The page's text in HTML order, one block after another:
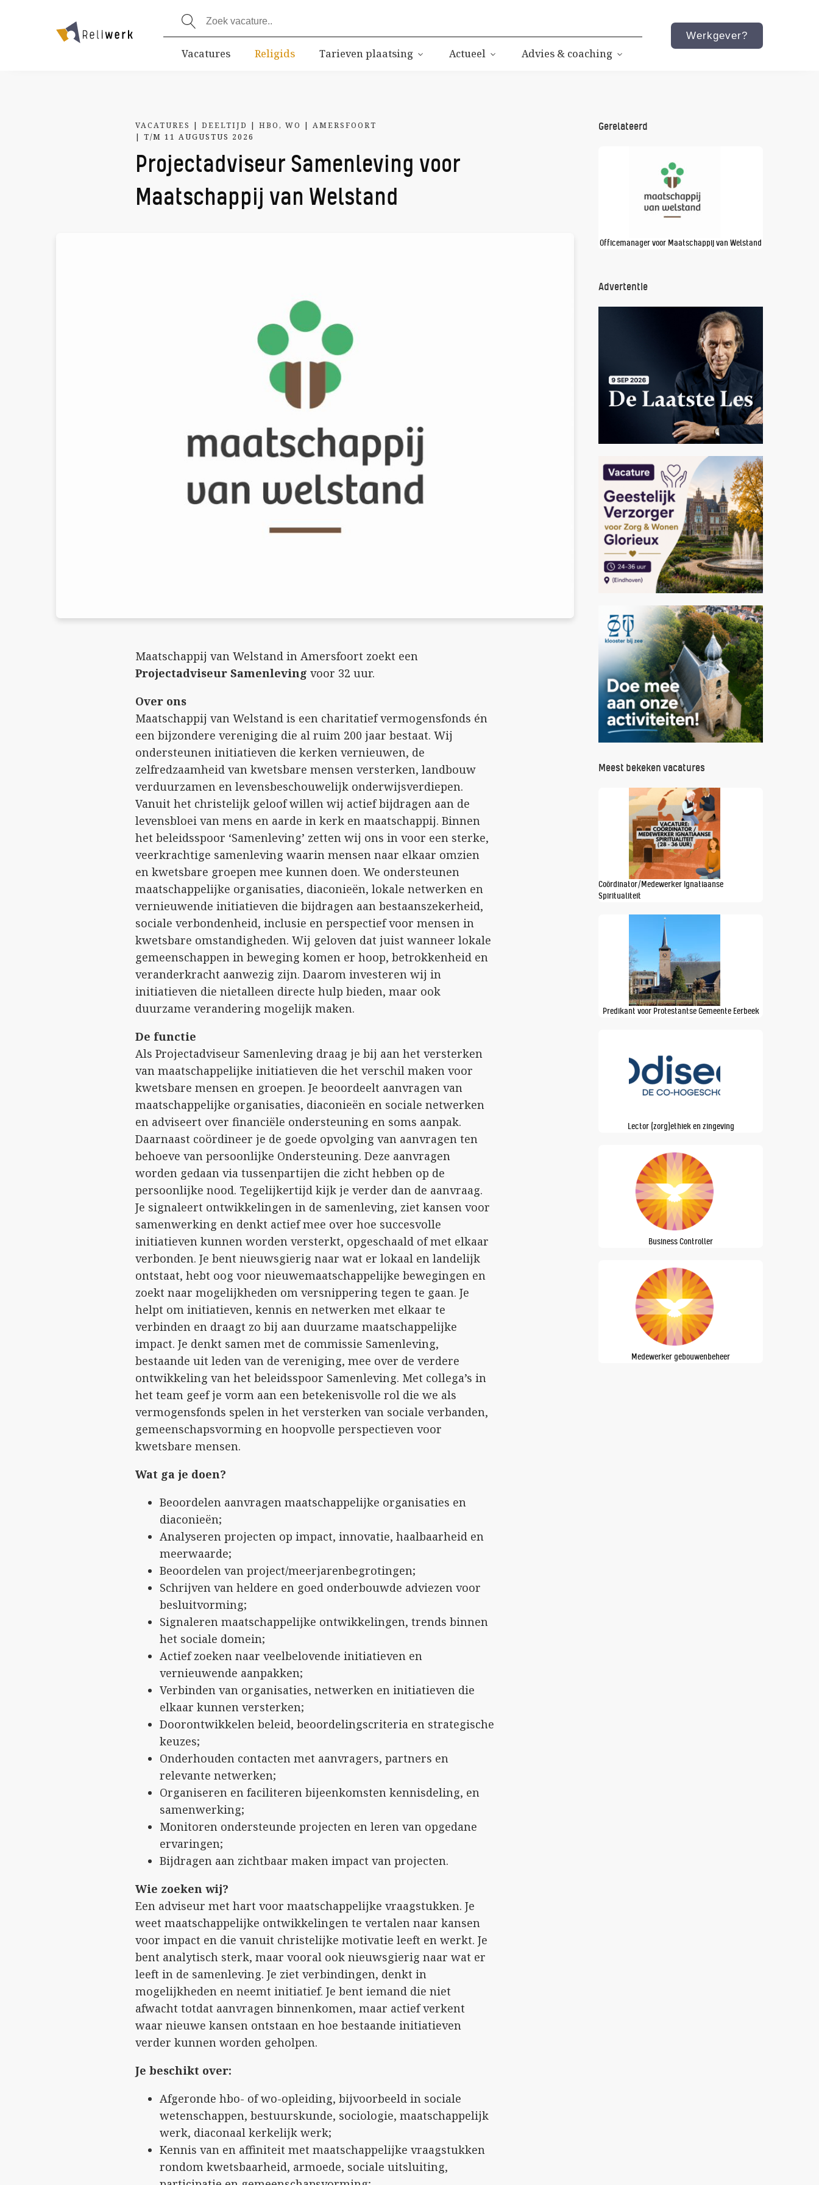
Vacatures Religids Tarieven plaatsing Actueel Advies & coaching
Werkgever?
VACATURES | DEELTIJD | HBO, WO | AMERSFOORT
| T/M 11 AUGUSTUS 2026
Projectadviseur Samenleving voor
Maatschappij van Welstand
Maatschappij van Welstand in Amersfoort zoekt een
Projectadviseur Samenleving voor 32 uur.
Over ons
Maatschappij van Welstand is een charitatief vermogensfonds én
een bijzondere vereniging die al ruim 200 jaar bestaat. Wij
ondersteunen initiatieven die kerken vernieuwen, de
zelfredzaamheid van kwetsbare mensen versterken, landbouw
verduurzamen en levensbeschouwelijk onderwijsverdiepen.
Vanuit het christelijk geloof willen wij actief bijdragen aan de
levensbloei van mens en aarde in kerk en maatschappij. Binnen
het beleidsspoor ‘Samenleving’ zetten wij ons in voor een sterke,
veerkrachtige samenleving waarin mensen naar elkaar omzien
en kwetsbare groepen mee kunnen doen. We ondersteunen
maatschappelijke organisaties, diaconieën, lokale netwerken en
vernieuwende initiatieven die bijdragen aan bestaanszekerheid,
sociale verbondenheid, inclusie en perspectief voor mensen in
kwetsbare omstandigheden. Wij geloven dat juist wanneer lokale
gemeenschappen in beweging komen er hoop, betrokkenheid en
veranderkracht aanwezig zijn. Daarom investeren wij in
initiatieven die nietalleen directe hulp bieden, maar ook
duurzame verandering mogelijk maken.
De functie
Als Projectadviseur Samenleving draag je bij aan het versterken
van maatschappelijke initiatieven die het verschil maken voor
kwetsbare mensen en groepen. Je beoordeelt aanvragen van
maatschappelijke organisaties, diaconieën en sociale netwerken
en adviseert over financiële ondersteuning en soms aanpak.
Daarnaast coördineer je de goede opvolging van aanvragen ten
behoeve van persoonlijke Ondersteuning. Deze aanvragen
worden gedaan via tussenpartijen die zicht hebben op de
persoonlijke nood. Tegelijkertijd kijk je verder dan de aanvraag.
Je signaleert ontwikkelingen in de samenleving, ziet kansen voor
samenwerking en denkt actief mee over hoe succesvolle
initiatieven kunnen worden versterkt, opgeschaald of met elkaar
verbonden. Je bent nieuwsgierig naar wat er lokaal en landelijk
ontstaat, hebt oog voor nieuwemaatschappelijke bewegingen en
zoekt naar mogelijkheden om versnippering tegen te gaan. Je
helpt om initiatieven, kennis en netwerken met elkaar te
verbinden en draagt zo bij aan duurzame maatschappelijke
impact. Je denkt samen met de commissie Samenleving,
bestaande uit leden van de vereniging, mee over de verdere
ontwikkeling van het beleidsspoor Samenleving. Met collega’s in
het team geef je vorm aan een betekenisvolle rol die we als
vermogensfonds spelen in het versterken van sociale verbanden,
gemeenschapsvorming en hoopvolle perspectieven voor
kwetsbare mensen.
Wat ga je doen?
Beoordelen aanvragen maatschappelijke organisaties en
diaconieën;
Analyseren projecten op impact, innovatie, haalbaarheid en
meerwaarde;
Beoordelen van project/meerjarenbegrotingen;
Schrijven van heldere en goed onderbouwde adviezen voor
besluitvorming;
Signaleren maatschappelijke ontwikkelingen, trends binnen
het sociale domein;
Actief zoeken naar veelbelovende initiatieven en
vernieuwende aanpakken;
Verbinden van organisaties, netwerken en initiatieven die
elkaar kunnen versterken;
Doorontwikkelen beleid, beoordelingscriteria en strategische
keuzes;
Onderhouden contacten met aanvragers, partners en
relevante netwerken;
Organiseren en faciliteren bijeenkomsten kennisdeling, en
samenwerking;
Monitoren ondersteunde projecten en leren van opgedane
ervaringen;
Bijdragen aan zichtbaar maken impact van projecten.
Wie zoeken wij?
Een adviseur met hart voor maatschappelijke vraagstukken. Je
weet maatschappelijke ontwikkelingen te vertalen naar kansen
voor impact en die vanuit christelijke motivatie leeft en werkt. Je
bent analytisch sterk, maar vooral ook nieuwsgierig naar wat er
leeft in de samenleving. Je ziet verbindingen, denkt in
mogelijkheden en neemt initiatief. Je bent iemand die niet
afwacht totdat aanvragen binnenkomen, maar actief verkent
waar nieuwe kansen ontstaan en hoe bestaande initiatieven
verder kunnen worden geholpen.
Je beschikt over:
Afgeronde hbo- of wo-opleiding, bijvoorbeeld in sociale
wetenschappen, bestuurskunde, sociologie, maatschappelijk
werk, diaconaal kerkelijk werk;
Kennis van en affiniteit met maatschappelijke vraagstukken
rondom kwetsbaarheid, armoede, sociale uitsluiting,
Gerelateerd
Officemanager voor Maatschappij van Welstand
Advertentie
Meest bekeken vacatures
Coördinator/Medewerker Ignatiaanse
Spiritualiteit
Predikant voor Protestantse Gemeente Eerbeek
Lector (zorg)ethiek en zingeving
Business Controller
Medewerker gebouwenbeheer